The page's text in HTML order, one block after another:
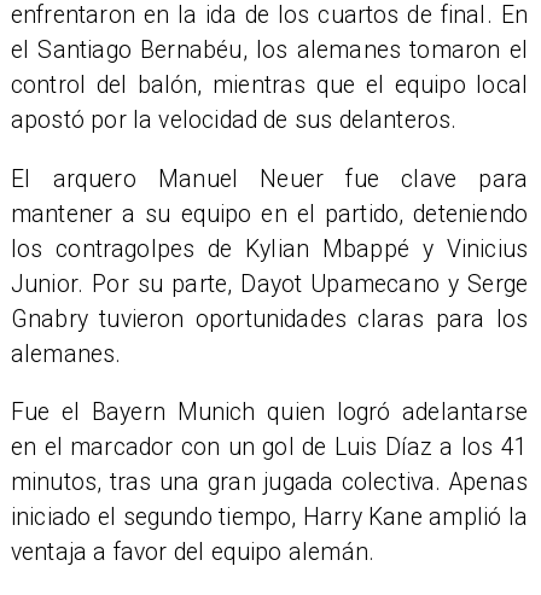
enfrentaron en la ida de los cuartos de final. En
el Santiago Bernabéu, los alemanes tomaron el
control del balón, mientras que el equipo local
apostó por la velocidad de sus delanteros.
El arquero Manuel Neuer fue clave para
mantener a su equipo en el partido, deteniendo
los contragolpes de Kylian Mbappé y Vinicius
Junior. Por su parte, Dayot Upamecano y Serge
Gnabry tuvieron oportunidades claras para los
alemanes.
Fue el Bayern Munich quien logró adelantarse
en el marcador con un gol de Luis Díaz a los 41
minutos, tras una gran jugada colectiva. Apenas
iniciado el segundo tiempo, Harry Kane amplió la
ventaja a favor del equipo alemán.